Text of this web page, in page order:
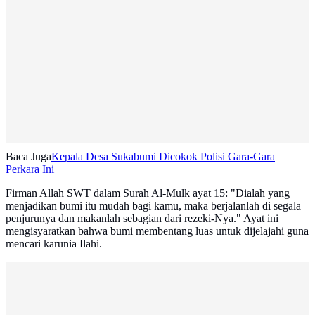
Baca JugaKepala Desa Sukabumi Dicokok Polisi Gara-Gara
Perkara Ini
Firman Allah SWT dalam Surah Al-Mulk ayat 15: "Dialah yang
menjadikan bumi itu mudah bagi kamu, maka berjalanlah di segala
penjurunya dan makanlah sebagian dari rezeki-Nya." Ayat ini
mengisyaratkan bahwa bumi membentang luas untuk dijelajahi guna
mencari karunia Ilahi.